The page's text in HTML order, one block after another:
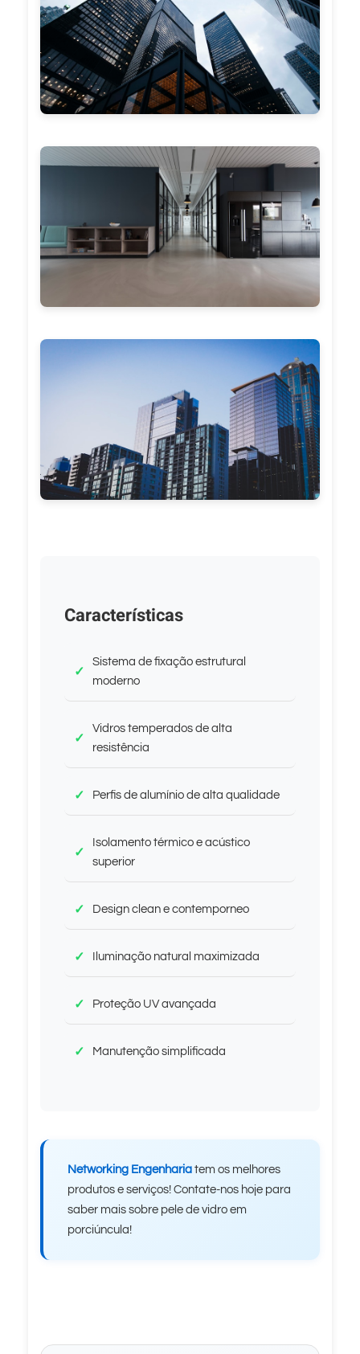
Características
Sistema de fixação estrutural
moderno
Vidros temperados de alta
resistência
Perfis de alumínio de alta qualidade
Isolamento térmico e acústico
superior
Design clean e contemporneo
Iluminação natural maximizada
Proteção UV avançada
Manutenção simplificada
Networking Engenharia tem os melhores
produtos e serviços! Contate-nos hoje para
saber mais sobre pele de vidro em
porciúncula!